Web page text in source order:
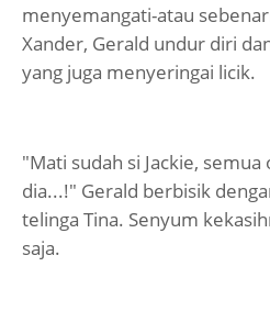
menyemangati-atau
Xander, Gerald undur diri
yang juga menyeringai licik.
"Mati sudah si Jackie,
dia...!" Gerald berbisik
telinga Tina. Senyum
saja.